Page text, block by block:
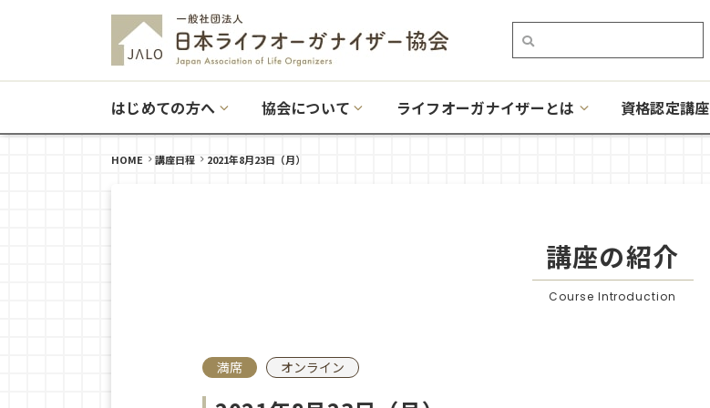
はじめての方へ 協会について ライフオーガナイザーとは 資格認定講座
HOME 講座日程 2021年8月23日（月）
講座の紹介
Course Introduction
満席 オンライン